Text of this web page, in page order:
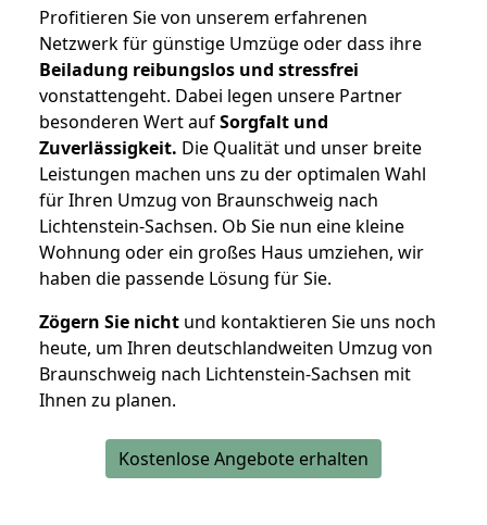
Profitieren Sie von unserem erfahrenen
Netzwerk für günstige Umzüge oder dass ihre
Beiladung reibungslos und stressfrei
vonstattengeht. Dabei legen unsere Partner
besonderen Wert aufSorgfalt und
Zuverlässigkeit. Die Qualität und unser breite
Leistungen machen uns zu der optimalen Wahl
für Ihren Umzug von Braunschweig nach
Lichtenstein-Sachsen. Ob Sie nun eine kleine
Wohnung oder ein großes Haus umziehen, wir
haben die passende Lösung für Sie.
Zögern Sie nicht und kontaktieren Sie uns noch
heute, um Ihren deutschlandweiten Umzug von
Braunschweig nach Lichtenstein-Sachsen mit
Ihnen zu planen.
Kostenlose Angebote erhalten